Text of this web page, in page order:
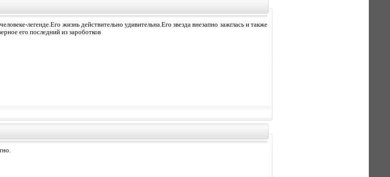
легенде.Его жизнь действительно удивительна.Его звезда внезапно зажглась и также
его последний из зароботков